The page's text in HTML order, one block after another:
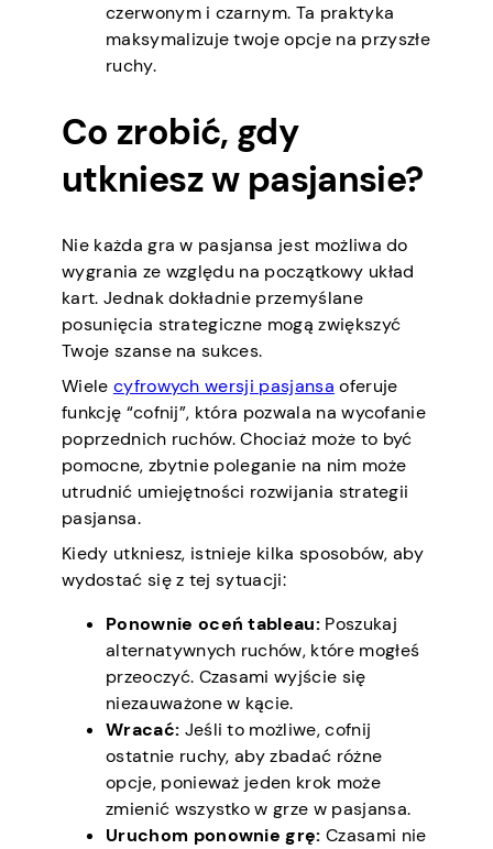
czerwonym i czarnym. Ta praktyka
maksymalizuje twoje opcje na przyszłe
ruchy.
Co zrobić, gdy
utkniesz w pasjansie?
Nie każda gra w pasjansa jest możliwa do
wygrania ze względu na początkowy układ
kart. Jednak dokładnie przemyślane
posunięcia strategiczne mogą zwiększyć
Twoje szanse na sukces.
Wiele cyfrowych wersji pasjansa oferuje
funkcję “cofnij”, która pozwala na wycofanie
poprzednich ruchów. Chociaż może to być
pomocne, zbytnie poleganie na nim może
utrudnić umiejętności rozwijania strategii
pasjansa.
Kiedy utkniesz, istnieje kilka sposobów, aby
wydostać się z tej sytuacji:
Ponownie oceń tableau: Poszukaj
alternatywnych ruchów, które mogłeś
przeoczyć. Czasami wyjście się
niezauważone w kącie.
Wracać: Jeśli to możliwe, cofnij
ostatnie ruchy, aby zbadać różne
opcje, ponieważ jeden krok może
zmienić wszystko w grze w pasjansa.
Uruchom ponownie grę: Czasami nie